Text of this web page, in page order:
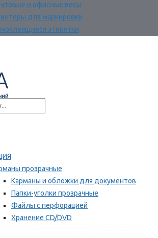
и офисные весы
для маркировки
этикетки
прозрачные
Карманы и обложки для документов
Папки-уголки прозрачные
Файлы с перфорацией
Хранение CD/DVD